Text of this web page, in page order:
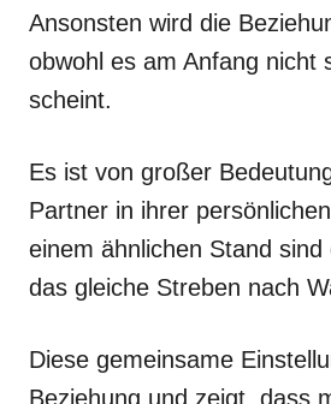
Ansonsten wird die
obwohl es am Anfang nicht
scheint.
Es ist von großer
Partner in ihrer
einem ähnlichen Stand
das gleiche Streben nach
Diese gemeinsame
Beziehung und zeigt, dass